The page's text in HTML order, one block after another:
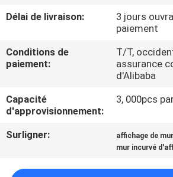
CONTACTEZ-
NOUVELLES
DEMANDEZ
UNE
Délai de livraison:
3 jours
paiement
Conditions de
paiement:
T/T,
assurance
d'Alibaba
Capacité
d'approvisionnement:
3, 000pcs
Surligner: affichage de
mur incurvé